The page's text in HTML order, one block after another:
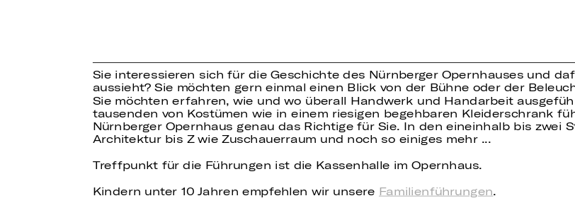
Sie interessieren sich für die Geschichte des Nürnberger Opernhauses und
aussieht? Sie möchten gern einmal einen Blick von der Bühne oder der
Sie möchten erfahren, wie und wo überall Handwerk und Handarbeit
tausenden von Kostümen wie in einem riesigen begehbaren Kleiderschrank
Nürnberger Opernhaus genau das Richtige für Sie. In den eineinhalb bis zwei
Architektur bis Z wie Zuschauerraum und noch so einiges mehr ...
Treffpunkt für die Führungen ist die Kassenhalle im Opernhaus.
Kindern unter 10 Jahren empfehlen wir unsere Familienführungen.